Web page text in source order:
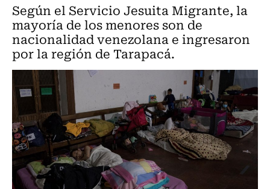
Según el Servicio Jesuita Migrante, la
mayoría de los menores son de
nacionalidad venezolana e ingresaron
por la región de Tarapacá.